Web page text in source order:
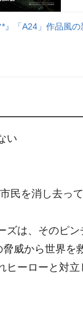
』「A24」作品風の
い
民を消し去っ
ズは、そのピ
威から世界を
ヒーローと対